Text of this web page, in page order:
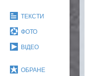
ТЕКСТИ
ФОТО
ВІДЕО
ОБРАНЕ